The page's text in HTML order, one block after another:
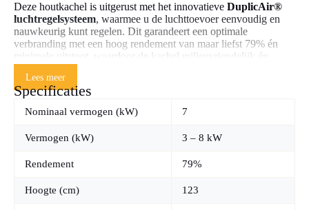
Deze houtkachel is uitgerust met het innovatieve DuplicAir®
luchtregelsysteem, waarmee u de luchttoevoer eenvoudig en
nauwkeurig kunt regelen. Dit garandeert een optimale
verbranding met een hoog rendement van maar liefst 79% én
minimale uitstoot, waardoor de kachel milieuvriendelijk én
warmte snel en gelijkmatig door de hele ruimte verspreid, wat
resulteert in een comfortabel binnenklimaat.
naleving van de strenge
EcoDesign 2022
-normen, hij wordt ook
geleverd met een zelfsluitende gietijzeren deur
bediening en maximale veiligheid. Met zijn hoogwaardige
een duurzame, betrouwbare en prachtige aanvulling op uw
woning.
Lees meer
Specificaties
Nominaal vermogen (kW) 7
Vermogen (kW) 3 – 8 kW
Rendement 79%
Hoogte (cm) 123